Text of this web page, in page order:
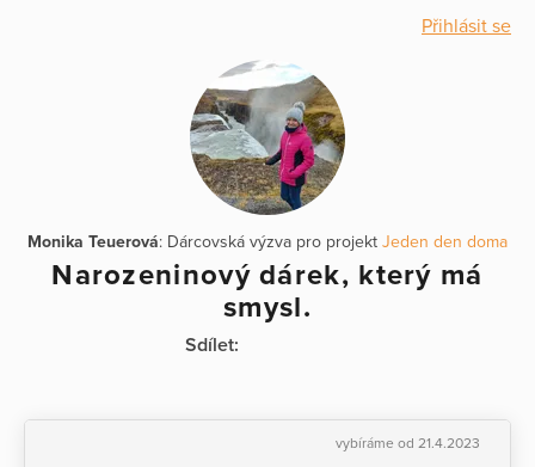
Přihlásit se
Monika Teuerová: Dárcovská výzva pro projekt Jeden den doma
Narozeninový dárek, který má
smysl.
Sdílet:
vybíráme od 21.4.2023